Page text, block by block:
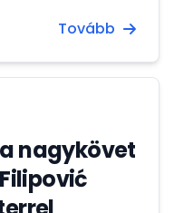
Városháza
Tovább
nagykövet